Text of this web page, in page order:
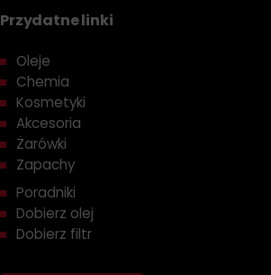
Przydatne linki
Oleje
Chemia
Kosmetyki
Akcesoria
Żarówki
Zapachy
Poradniki
Dobierz olej
Dobierz filtr